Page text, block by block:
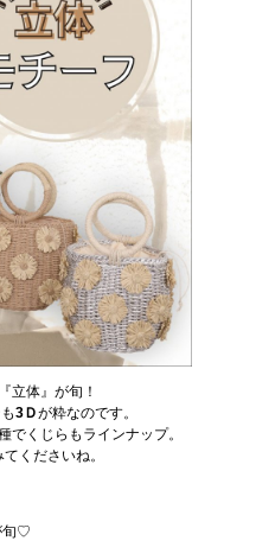
立体』が旬！
3Ｄが粋なのです。
でくじらもラインナップ。
くださいね。
旬♡